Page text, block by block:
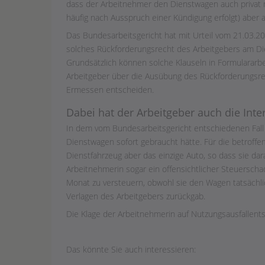
dass der Arbeitnehmer den Dienstwagen auch
häufig nach Ausspruch einer Kündigung erfolgt) aber
Das Bundesarbeitsgericht hat mit Urteil vom
solches Rückforderungsrecht des Arbeitgebers am
Grundsätzlich können solche Klauseln in
Arbeitgeber über die Ausübung des
Ermessen entscheiden.
Dabei hat der Arbeitgeber auch die
In dem vom Bundesarbeitsgericht entschiedenen
Dienstwagen sofort gebraucht hätte. Für die
Dienstfahrzeug aber das einzige Auto, so dass sie
Arbeitnehmerin sogar ein offensichtlicher
Monat zu versteuern, obwohl sie den Wagen
Verlagen des Arbeitgebers zurückgab.
Die Klage der Arbeitnehmerin auf
Das könnte Sie auch interessieren: